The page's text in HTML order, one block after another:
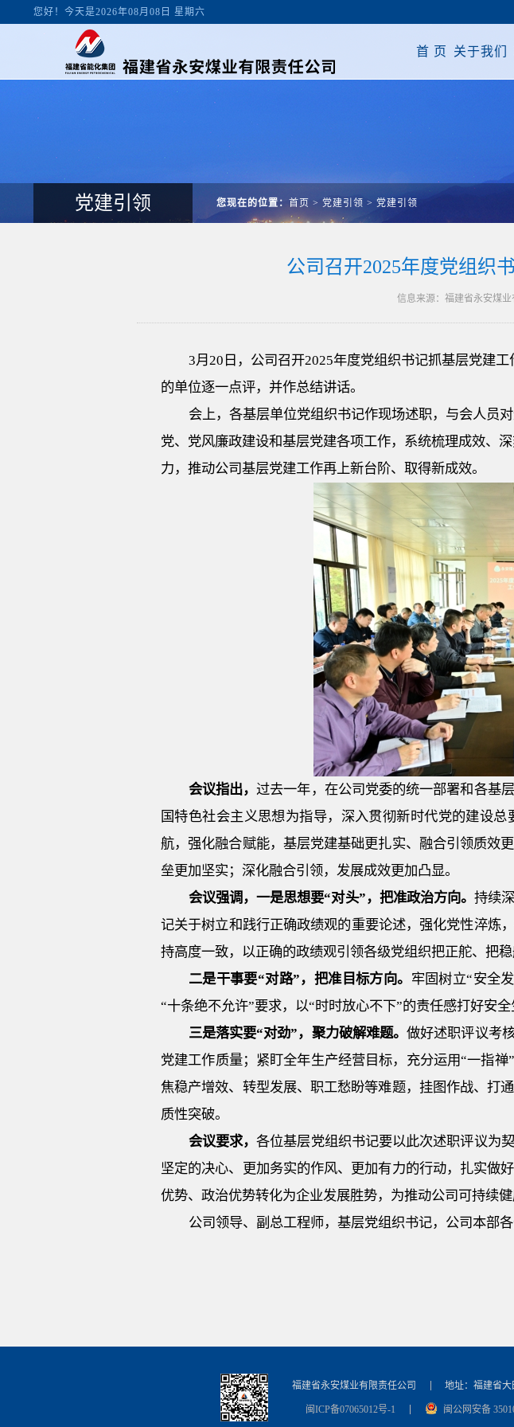
您好！今天是2026年08月08日 星期六
首 页 关于我们
党建引领 您现在的位置： 首页 > 党建引领 > 党建引领
公司召开2025年度党组织
信息来源：福建省永安煤
3月20日，公司召开2025年度党组织书记抓基层党建
的单位逐一点评，并作总结讲话。
会上，各基层单位党组织书记作现场述职，与会人员
党、党风廉政建设和基层党建各项工作，系统梳理成效、
力，推动公司基层党建工作再上新台阶、取得新成效。
会议指出，过去一年，在公司党委的统一部署和各基
国特色社会主义思想为指导，深入贯彻新时代党的建设总
航，强化融合赋能，基层党建基础更扎实、融合引领质效
垒更加坚实；深化融合引领，发展成效更加凸显。
会议强调 ，一是思想要“对头”，把准政治方向。持续
记关于树立和践行正确政绩观的重要论述，强化党性淬炼
持高度一致，以正确的政绩观引领各级党组织把正舵、把
二是干事要“对路”，把准目标方向。 牢固树立“安全
“十条绝不允许”要求，以“时时放心不下”的责任感打好安
三是落实要“对劲”，聚力破解难题。做好述职评议考
党建工作质量；紧盯全年生产经营目标，充分运用“一指
焦稳产增效、转型发展、职工愁盼等难题，挂图作战、打
质性突破。
会议要求，各位基层党组织书记要以此次述职评议为
坚定的决心、更加务实的作风、更加有力的行动，扎实做
优势、政治优势转化为企业发展胜势，为推动公司可持续健
公司领导、副总工程师，基层党组织书记，公司本部各
福建省永安煤业有限责任公司 地址：福建省
闽ICP备07065012号-1 闽公网安备